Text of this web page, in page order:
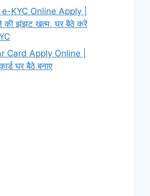
KYC Online Apply |
की झंझट खत्म, घर बैठे करें
Card Apply Online |
घर बैठे बनाए